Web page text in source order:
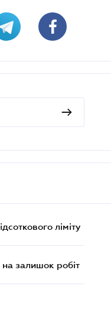
ліміту
залишок робіт